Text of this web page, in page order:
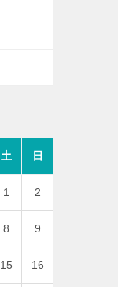
土 日
1 2
8 9
15 16